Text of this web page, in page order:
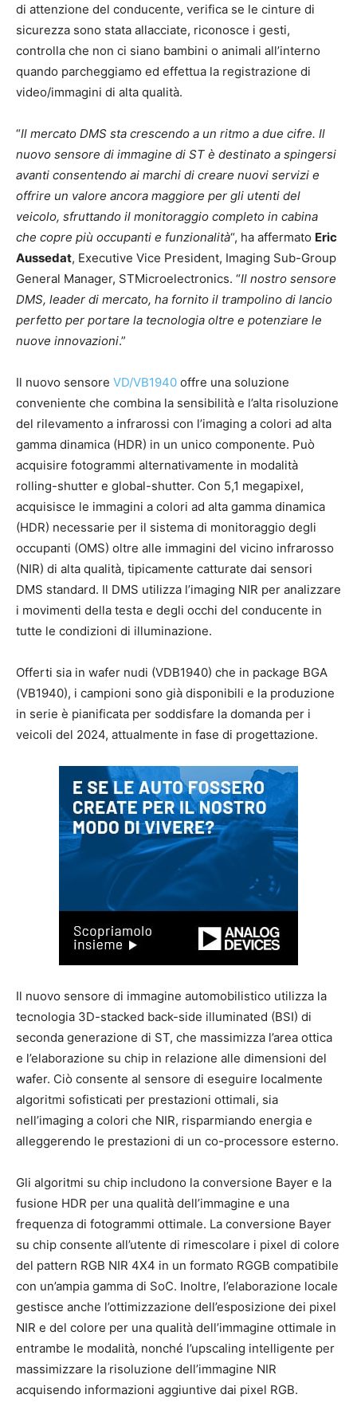
di attenzione del conducente, verifica se le cinture di
sicurezza sono stata allacciate, riconosce i gesti,
controlla che non ci siano bambini o animali all’interno
quando parcheggiamo ed effettua la registrazione di
video/immagini di alta qualità.
“Il mercato DMS sta crescendo a un ritmo a due cifre. Il
nuovo sensore di immagine di ST è destinato a spingersi
avanti consentendo ai marchi di creare nuovi servizi e
offrire un valore ancora maggiore per gli utenti del
veicolo, sfruttando il monitoraggio completo in cabina
che copre più occupanti e funzionalità“, ha affermato Eric
Aussedat, Executive Vice President, Imaging Sub-Group
General Manager, STMicroelectronics. “Il nostro sensore
DMS, leader di mercato, ha fornito il trampolino di lancio
perfetto per portare la tecnologia oltre e potenziare le
nuove innovazioni.”
Il nuovo sensore VD/VB1940 offre una soluzione
conveniente che combina la sensibilità e l’alta risoluzione
del rilevamento a infrarossi con l’imaging a colori ad alta
gamma dinamica (HDR) in un unico componente. Può
acquisire fotogrammi alternativamente in modalità
rolling-shutter e global-shutter. Con 5,1 megapixel,
acquisisce le immagini a colori ad alta gamma dinamica
(HDR) necessarie per il sistema di monitoraggio degli
occupanti (OMS) oltre alle immagini del vicino infrarosso
(NIR) di alta qualità, tipicamente catturate dai sensori
DMS standard. Il DMS utilizza l’imaging NIR per analizzare
i movimenti della testa e degli occhi del conducente in
tutte le condizioni di illuminazione.
Offerti sia in wafer nudi (VDB1940) che in package BGA
(VB1940), i campioni sono già disponibili e la produzione
in serie è pianificata per soddisfare la domanda per i
veicoli del 2024, attualmente in fase di progettazione.
Il nuovo sensore di immagine automobilistico utilizza la
tecnologia 3D-stacked back-side illuminated (BSI) di
seconda generazione di ST, che massimizza l’area ottica
e l’elaborazione su chip in relazione alle dimensioni del
wafer. Ciò consente al sensore di eseguire localmente
algoritmi sofisticati per prestazioni ottimali, sia
nell’imaging a colori che NIR, risparmiando energia e
alleggerendo le prestazioni di un co-processore esterno.
Gli algoritmi su chip includono la conversione Bayer e la
fusione HDR per una qualità dell’immagine e una
frequenza di fotogrammi ottimale. La conversione Bayer
su chip consente all’utente di rimescolare i pixel di colore
del pattern RGB NIR 4X4 in un formato RGGB compatibile
con un’ampia gamma di SoC. Inoltre, l’elaborazione locale
gestisce anche l’ottimizzazione dell’esposizione dei pixel
NIR e del colore per una qualità dell’immagine ottimale in
entrambe le modalità, nonché l’upscaling intelligente per
massimizzare la risoluzione dell’immagine NIR
acquisendo informazioni aggiuntive dai pixel RGB.